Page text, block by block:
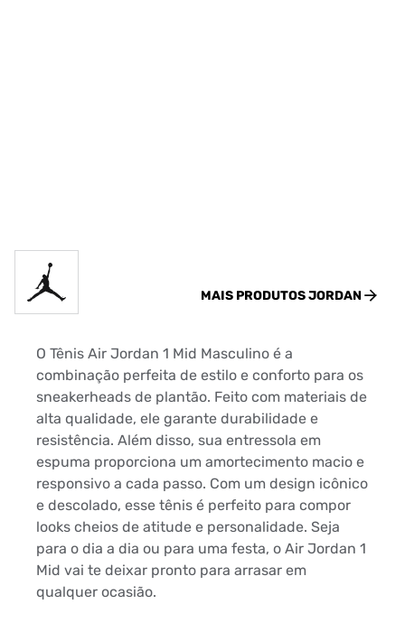
MAIS PRODUTOSJORDAN
O Tênis Air Jordan 1 Mid Masculino é a
combinação perfeita de estilo e conforto para os
sneakerheads de plantão. Feito com materiais de
alta qualidade, ele garante durabilidade e
resistência. Além disso, sua entressola em
espuma proporciona um amortecimento macio e
responsivo a cada passo. Com um design icônico
e descolado, esse tênis é perfeito para compor
looks cheios de atitude e personalidade. Seja
para o dia a dia ou para uma festa, o Air Jordan 1
Mid vai te deixar pronto para arrasar em
qualquer ocasião.